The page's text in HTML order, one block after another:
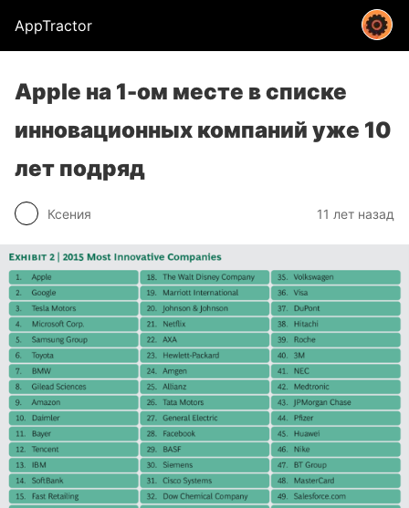
AppTractor
Apple на 1-ом месте в списке
инновационных компаний уже 10
лет подряд
Ксения 11 лет назад